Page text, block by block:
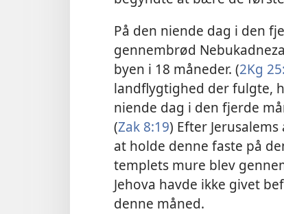
På den niende dag i den
gennembrød
byen i 18 måneder. (2Kg
landflygtighed der fulgte,
niende dag i den fjerde
(Zak 8:19) Efter
at holde denne faste på
templets mure blev
Jehova havde ikke givet
denne måned.